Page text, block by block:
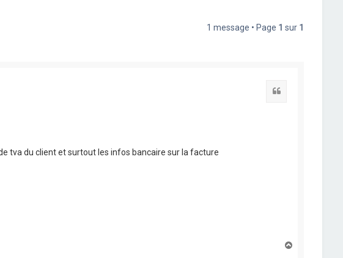
1 message • Page 1 sur 1
tva du client et surtout les infos bancaire sur la facture